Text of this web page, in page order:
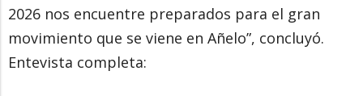
2026 nos encuentre preparados para el gran
movimiento que se viene en Añelo”, concluyó.
Entevista completa: